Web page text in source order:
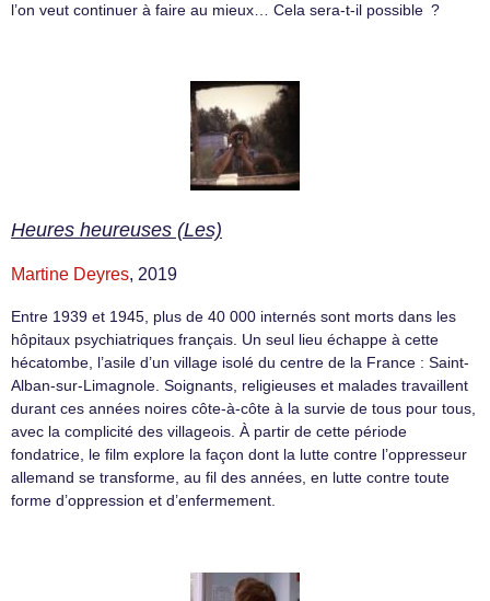
l’on veut continuer à faire au mieux… Cela sera-t-il possible ?
Heures heureuses (Les)
Martine Deyres, 2019
Entre 1939 et 1945, plus de 40 000 internés sont morts dans les
hôpitaux psychiatriques français. Un seul lieu échappe à cette
hécatombe, l’asile d’un village isolé du centre de la France : Saint-
Alban-sur-Limagnole. Soignants, religieuses et malades travaillent
durant ces années noires côte-à-côte à la survie de tous pour tous,
avec la complicité des villageois. À partir de cette période
fondatrice, le film explore la façon dont la lutte contre l’oppresseur
allemand se transforme, au fil des années, en lutte contre toute
forme d’oppression et d’enfermement.